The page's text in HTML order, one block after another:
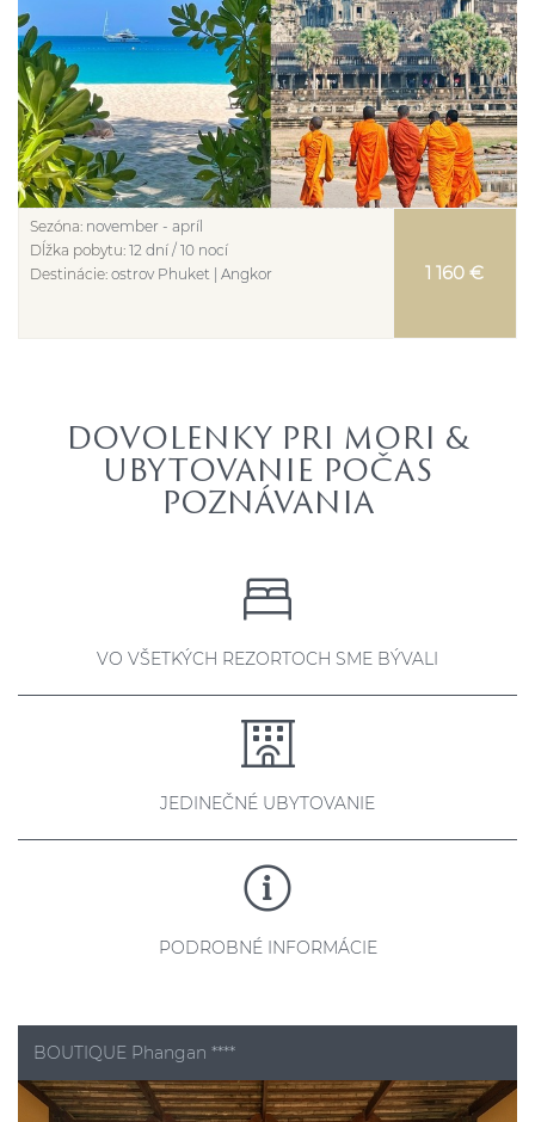
Sezóna: november - apríl
Dĺžka pobytu: 12 dní / 10 nocí
Destinácie: ostrov Phuket | Angkor 1 160 €
DOVOLENKY PRI MORI &
UBYTOVANIE POČAS
POZNÁVANIA
VO VŠETKÝCH REZORTOCH SME BÝVALI
JEDINEČNÉ UBYTOVANIE
PODROBNÉ INFORMÁCIE
BOUTIQUE Phangan ****